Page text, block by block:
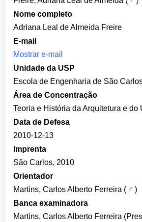
Nome completo
Adriana Leal de Almeida Freire
E-mail
Mostrar e-mail
Unidade da USP
Escola de Engenharia de São
Área de Concentração
Teoria e História da Arquitetura e do
Data de Defesa
2010-12-13
Imprenta
São Carlos, 2010
Orientador
Martins, Carlos Alberto Ferreira (
)
Banca examinadora
Martins, Carlos Alberto Ferreira